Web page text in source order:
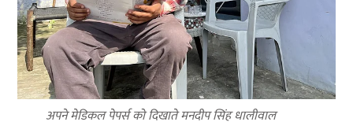
अपने मेडिकल पेपर्स को दिखाते मनदीप सिंह धालीवाल